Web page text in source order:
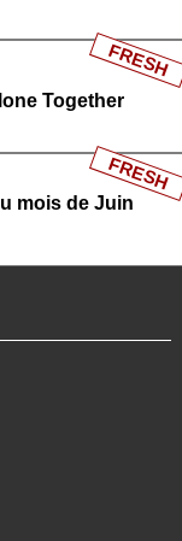
Together
FRESH
mois de Juin
FRESH